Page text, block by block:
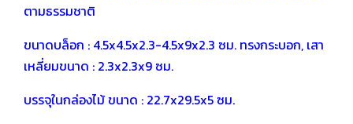
ตามธรรมชาติ
ขนาดบล็อก : 4.5x4.5x2.3-4.5x9x2.3 ซม. ทรงกระบอก, เสา
เหลี่ยมขนาด : 2.3x2.3x9 ซม.
บรรจุในกล่องไม้ ขนาด : 22.7x29.5x5 ซม.